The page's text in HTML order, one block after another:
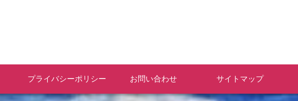
プライバシーポリシー お問い合わせ サイトマップ